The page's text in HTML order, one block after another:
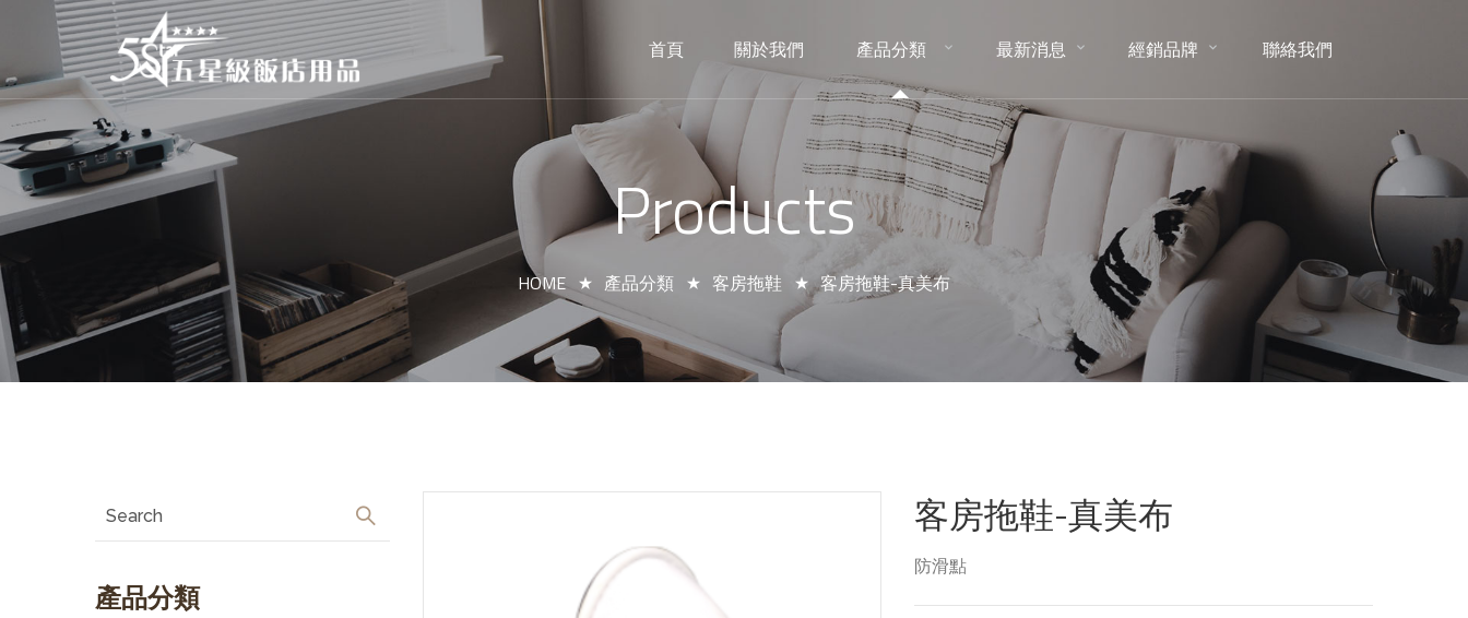
首頁
關於我們
ABOUT
產品分類
PRODUCTS
最新消息
經銷品牌
聯絡我們
Products
HOME 產品分類 客房拖鞋 客房拖鞋-真美布
產品分類
客房拖鞋-真美布
防滑點